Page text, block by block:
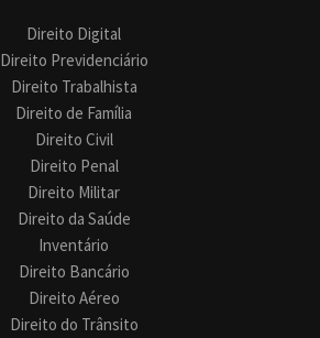
Direito Digital
Direito Previdenciário
Direito Trabalhista
Direito de Família
Direito Civil
Direito Penal
Direito Militar
Direito da Saúde
Inventário
Direito Bancário
Direito Aéreo
Direito do Trânsito